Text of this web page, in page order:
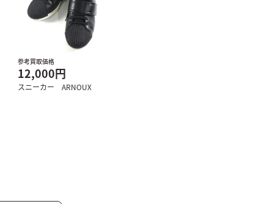
参考買取価格
12,000円
スニーカー ARNOUX